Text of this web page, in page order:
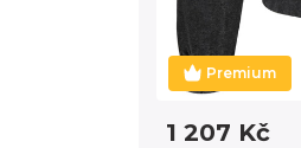
Premium
1 207 Kč